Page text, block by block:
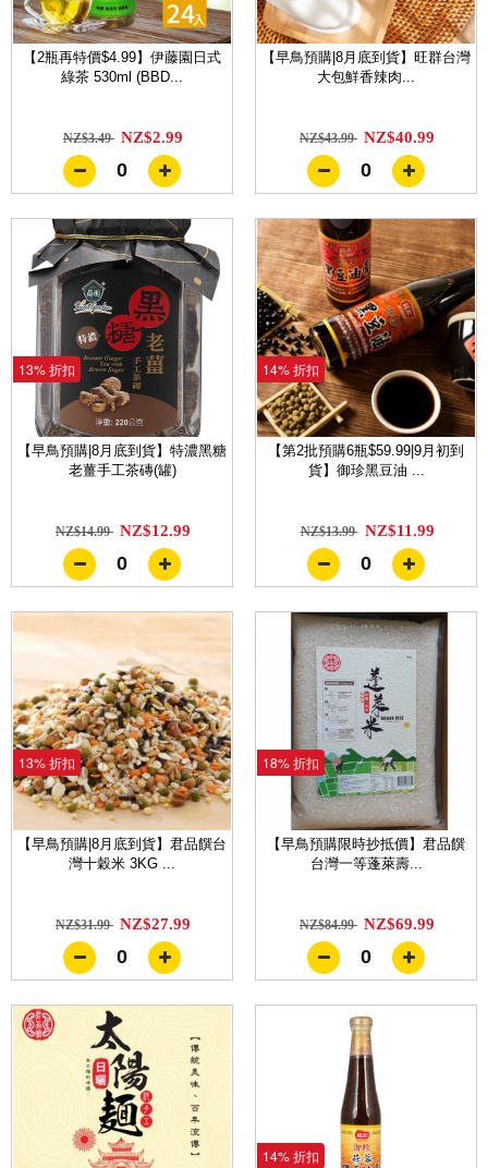
【2瓶再特價$4.99】伊藤園日式
綠茶 530ml (BBD...
NZ$3.49 NZ$2.99
0
【早鳥預購|8月底到貨】旺群台灣
大包鮮香辣肉...
NZ$43.99 NZ$40.99
0
13% 折扣
【早鳥預購|8月底到貨】特濃黑糖
老薑手工茶磚(罐)
NZ$14.99 NZ$12.99
0
14% 折扣
【第2批預購6瓶$59.99|9月初到
貨】御珍黑豆油 ...
NZ$13.99 NZ$11.99
0
13% 折扣
【早鳥預購|8月底到貨】君品饌台
灣十穀米 3KG ...
NZ$31.99 NZ$27.99
0
18% 折扣
【早鳥預購限時抄抵價】君品饌
台灣一等蓬萊壽...
NZ$84.99 NZ$69.99
0
14% 折扣